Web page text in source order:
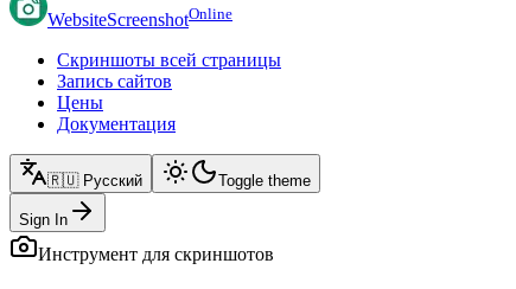
WebsiteScreenshotOnline
Скриншоты всей страницы
Запись сайтов
Цены
Документация
🇷🇺 Русский Toggle theme
Sign In
Инструмент для скриншотов